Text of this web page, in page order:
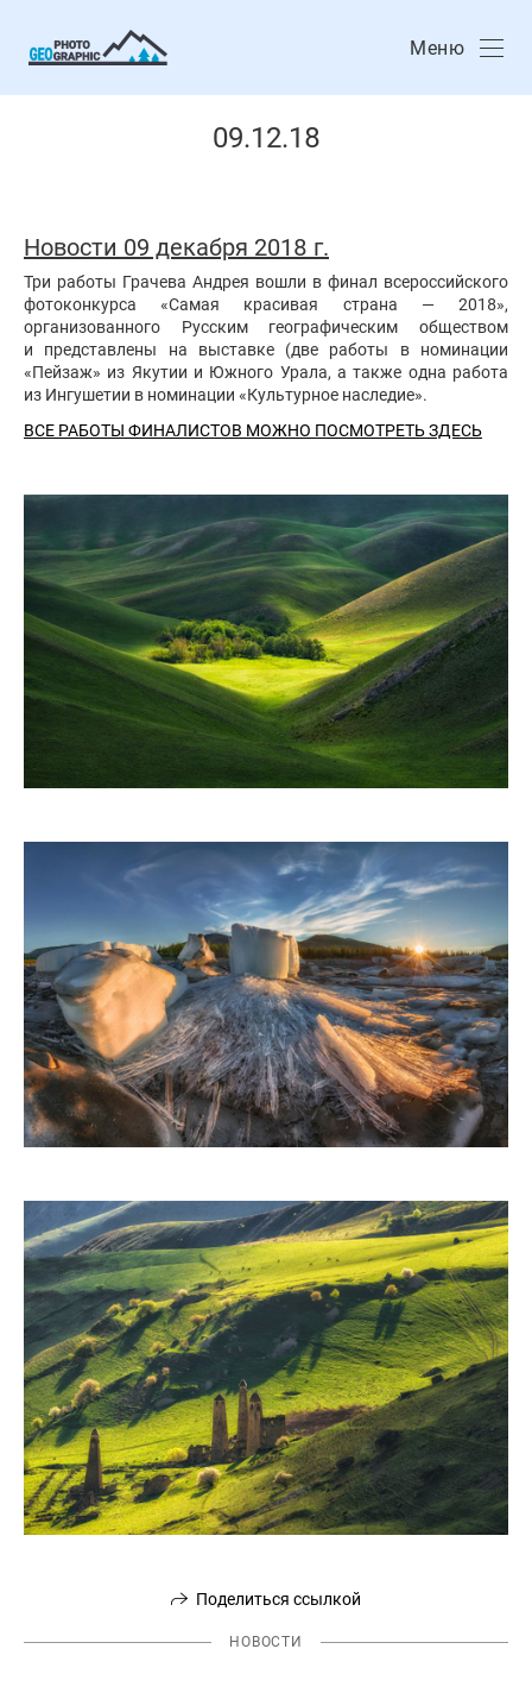
Меню
09.12.18
Новости 09 декабря 2018 г.
Три работы Грачева Андрея вошли в финал всероссийского
фотоконкурса «Самая красивая страна — 2018»,
организованного Русским географическим обществом
и представлены на выставке (две работы в номинации
«Пейзаж» из Якутии и Южного Урала, а также одна работа
из Ингушетии в номинации «Культурное наследие».
ВСЕ РАБОТЫ ФИНАЛИСТОВ МОЖНО ПОСМОТРЕТЬ ЗДЕСЬ
Поделиться ссылкой
НОВОСТИ